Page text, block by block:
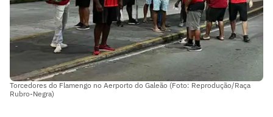
Torcedores do Flamengo no Aerporto do Galeão (Foto: Reprodução/Raça
Rubro-Negra)